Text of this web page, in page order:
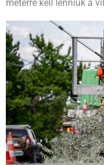
méterre kell lenniük a